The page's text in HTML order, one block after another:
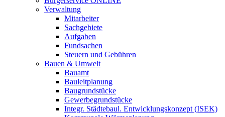
Verwaltung
Mitarbeiter
Sachgebiete
Aufgaben
Fundsachen
Steuern und Gebühren
Bauen & Umwelt
Bauamt
Bauleitplanung
Baugrundstücke
Gewerbegrundstücke
Integr. Städtebaul. Entwicklungskonzept (ISEK)